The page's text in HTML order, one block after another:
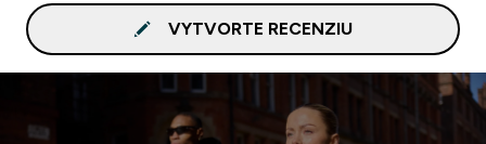
VYTVORTE RECENZIU